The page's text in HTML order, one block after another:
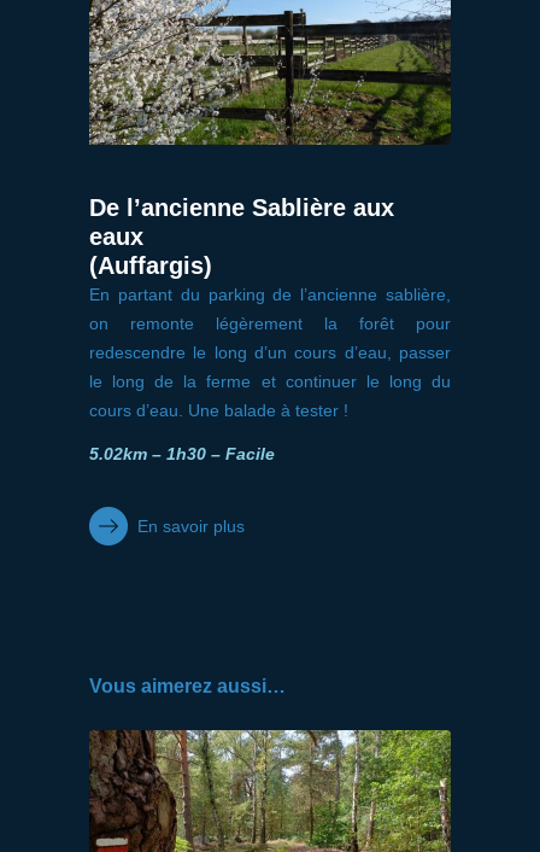
De l’ancienne Sablière aux
eaux
(Auffargis)
En partant du parking de l’ancienne sablière,
on remonte légèrement la forêt pour
redescendre le long d’un cours d’eau, passer
le long de la ferme et continuer le long du
cours d’eau. Une balade à tester !
5.02km – 1h30 – Facile
En savoir plus
Vous aimerez aussi…